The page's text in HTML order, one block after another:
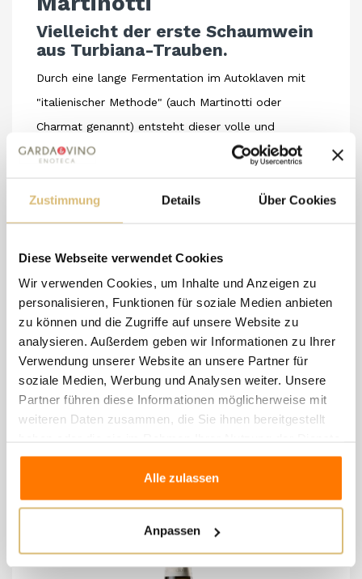
Zustimmung Details Über Cookies
Diese Webseite verwendet Cookies
Wir verwenden Cookies, um Inhalte und Anzeigen zu
personalisieren, Funktionen für soziale Medien anbieten
zu können und die Zugriffe auf unsere Website zu
analysieren. Außerdem geben wir Informationen zu Ihrer
Verwendung unserer Website an unsere Partner für
soziale Medien, Werbung und Analysen weiter. Unsere
Partner führen diese Informationen möglicherweise mit
weiteren Daten zusammen, die Sie ihnen bereitgestellt
gesammelt haben.
Alle zulassen
Anpassen
Vielleicht der erste Schaumwein
aus Turbiana-Trauben.
Durch eine lange Fermentation im Autoklaven mit
"italienischer Methode" (auch Martinotti oder
Charmat genannt) entsteht dieser volle und
strukturierte Schaumwein.
um eine gute Schaumweinbasis zu erhalten, wird er
seit den siebziger Jahren produziert und stellt somit
dieser Methode aus Turbiana dar.
Neben seiner traditionellen Verwendung als Aperitif
ist er eine ausgezeichnete Wahl als Speisebegleiter.
8 andere Artikel in der